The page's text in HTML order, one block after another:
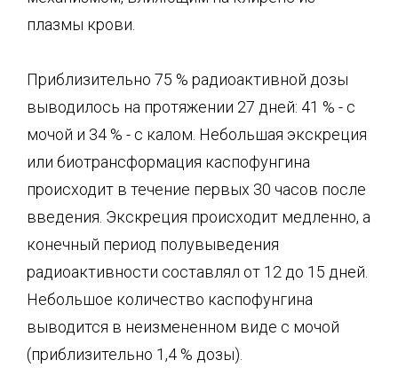
плазмы крови.
Приблизительно 75 % радиоактивной дозы
выводилось на протяжении 27 дней: 41 % - с
мочой и 34 % - с калом. Небольшая экскреция
или биотрансформация каспофунгина
происходит в течение первых 30 часов после
введения. Экскреция происходит медленно, а
конечный период полувыведения
радиоактивности составлял от 12 до 15 дней.
Небольшое количество каспофунгина
выводится в неизмененном виде с мочой
(приблизительно 1,4 % дозы).